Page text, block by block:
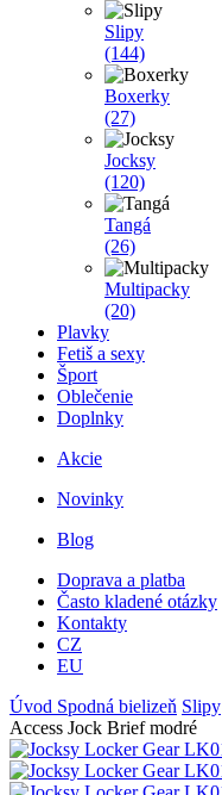
Slipy
(144)
Boxerky
(27)
Jocksy
(120)
Tangá
(26)
Multipacky
(20)
Plavky
Fetiš a sexy
Šport
Oblečenie
Doplnky
Akcie
Novinky
Blog
Doprava a platba
Často kladené otázky
Kontakty
CZ
EU
Úvod Spodná bielizeň Slipy
Access Jock Brief modré